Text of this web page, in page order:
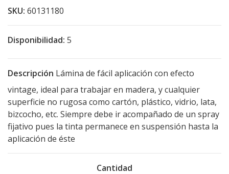
SKU: 60131180
Disponibilidad: 5
Descripción Lámina de fácil aplicación con efecto
vintage, ideal para trabajar en madera, y cualquier
superficie no rugosa como cartón, plástico, vidrio, lata,
bizcocho, etc. Siempre debe ir acompañado de un spray
fijativo pues la tinta permanece en suspensión hasta la
aplicación de éste
Cantidad